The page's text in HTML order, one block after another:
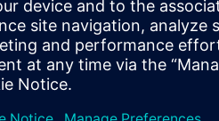
prestazionali
sia del peso che dei
suoi velivoli, per poter
Abbiamo deciso di